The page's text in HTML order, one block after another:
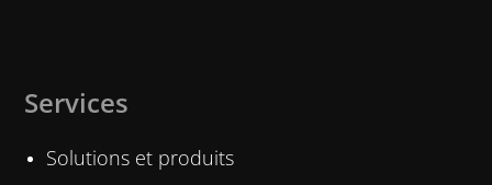
Services
Solutions et produits